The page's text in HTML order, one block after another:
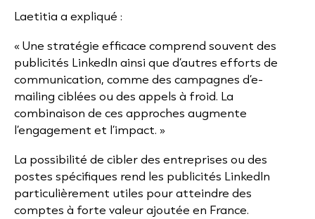
Laetitia a expliqué :
« Une stratégie efficace comprend souvent des
publicités LinkedIn ainsi que d’autres efforts de
communication, comme des campagnes d’e-
mailing ciblées ou des appels à froid. La
combinaison de ces approches augmente
l’engagement et l’impact. »
La possibilité de cibler des entreprises ou des
postes spécifiques rend les publicités LinkedIn
particulièrement utiles pour atteindre des
comptes à forte valeur ajoutée en France.